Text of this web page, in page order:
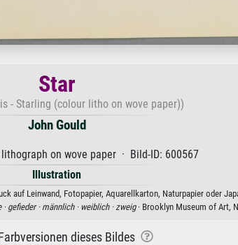
Star
- Starling (colour litho on wove paper))
John Gould
on wove paper · Bild-ID: 600567
Illustration
auf Leinwand, Fotopapier, Aquarellkarton, Naturpapier oder
· gefieder · männlich · weiblich ·zweig· Brooklyn Museum of Art,
dieses Bildes